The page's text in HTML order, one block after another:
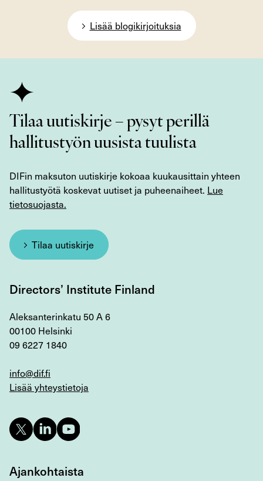
Lisää blogikirjoituksia
Tilaa uutiskirje – pysyt perillä
hallitustyön uusista tuulista
DIFin maksuton uutiskirje kokoaa kuukausittain yhteen
hallitustyötä koskevat uutiset ja puheenaiheet. Lue
tietosuojasta.
Tilaa uutiskirje
Directors’ Institute Finland
Aleksanterinkatu 50 A 6
00100 Helsinki
09 6227 1840
info@dif.fi
Lisää yhteystietoja
Ajankohtaista